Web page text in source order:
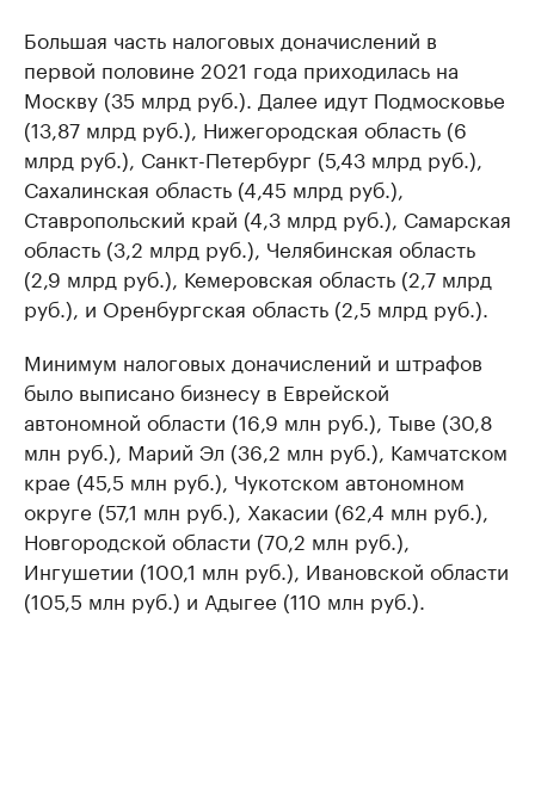
Большая часть налоговых доначислений в
первой половине 2021 года приходилась на
Москву (35 млрд руб.). Далее идут Подмосковье
(13,87 млрд руб.), Нижегородская область (6
млрд руб.), Санкт-Петербург (5,43 млрд руб.),
Сахалинская область (4,45 млрд руб.),
Ставропольский край (4,3 млрд руб.), Самарская
область (3,2 млрд руб.), Челябинская область
(2,9 млрд руб.), Кемеровская область (2,7 млрд
руб.), и Оренбургская область (2,5 млрд руб.).
Минимум налоговых доначислений и штрафов
было выписано бизнесу в Еврейской
автономной области (16,9 млн руб.), Тыве (30,8
млн руб.), Марий Эл (36,2 млн руб.), Камчатском
крае (45,5 млн руб.), Чукотском автономном
округе (57,1 млн руб.), Хакасии (62,4 млн руб.),
Новгородской области (70,2 млн руб.),
Ингушетии (100,1 млн руб.), Ивановской области
(105,5 млн руб.) и Адыгее (110 млн руб.).